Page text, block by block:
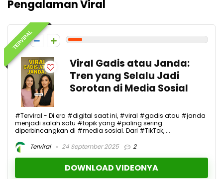
Pengalaman Viral
TERVIRAL
1
Viral Gadis atau Janda:
Tren yang Selalu Jadi
Sorotan di Media Sosial
#Terviral - Di era #digital saat ini, #viral #gadis atau #janda
menjadi salah satu #topik yang #paling sering
diperbincangkan di #media sosial. Dari #TikTok, ...
Terviral
24 September 2025 2
DOWNLOAD VIDEONYA